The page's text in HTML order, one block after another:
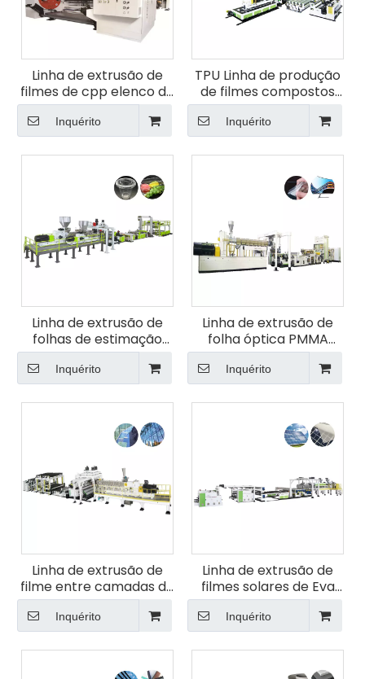
Linha de extrusão de
filmes de cpp elenco da
Jwell Company
Inquérito
TPU Linha de produção
de filmes compostos
com vários grupos
Inquérito
Linha de extrusão de
folhas de estimação
com ventilação sem
parafuso de parafuso
duplo da JWELL
Inquérito
Linha de extrusão de
folha óptica PMMA
PMMA
Inquérito
Linha de extrusão de
filme entre camadas de
vidro PVB SGP
Inquérito
Linha de extrusão de
filmes solares de Eva
Poe
Inquérito